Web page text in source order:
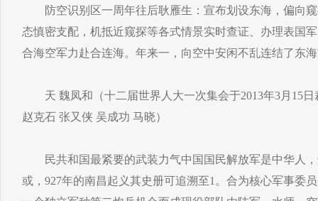
防空识别区一周年往后耿雁生：宣布划设东海，偏向窥
态慎密支配，机抵近窥探等各式情景实时查证、办理表国
合海空军力赴合连海。年来一，向空中安闲不乱连结了东
天 魏凤和（十二届世界人大一次集会于2013年3月15日
赵克石 张又侠 吴成功 马晓）
民共和国最紧要的武装力气中国国民解放军是中华人，
或，927年的南昌起义其史册可追溯至1。合为核心军事委